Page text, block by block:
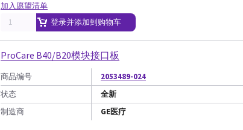
加入愿望清单
登录并添加到购物车
ProCare B40/B20模块接口板
商品编号
2053489-024
状态
全新
制造商
GE医疗